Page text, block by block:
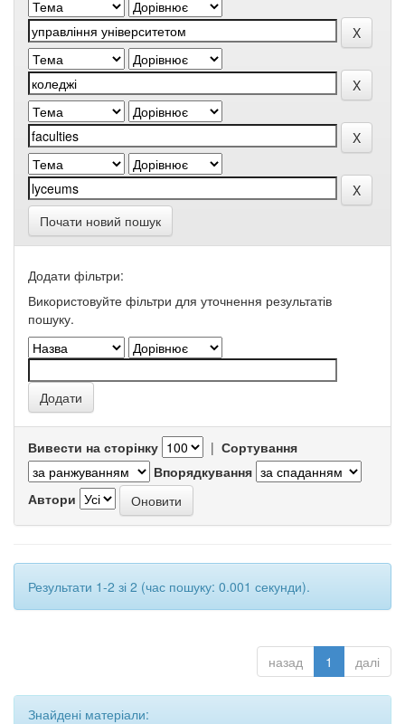
Почати новий пошук
Додати фільтри:
Використовуйте фільтри для уточнення результатів
пошуку.
Вивести на сторінку | Сортування
Впорядкування
Автори
Результати 1-2 зі 2 (час пошуку: 0.001 секунди).
назад 1 далі
Знайдені матеріали: